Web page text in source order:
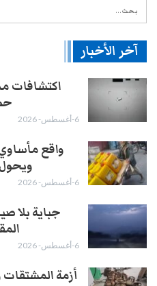
آخر الأخبار
اكتشافات
6-أغسطس- 2026
واقع مأساوي
6-أغسطس- 2026
جباية بلا
6-أغسطس- 2026
أزمة المشتقات